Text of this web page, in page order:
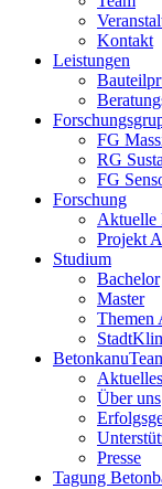
Kontakt
Leistungen
FG
RG
FG
Forschung
Aktuelle
Projekt
Studium
Bachelor
Master
Themen
Aktuelles
Über uns
Presse
Tagung